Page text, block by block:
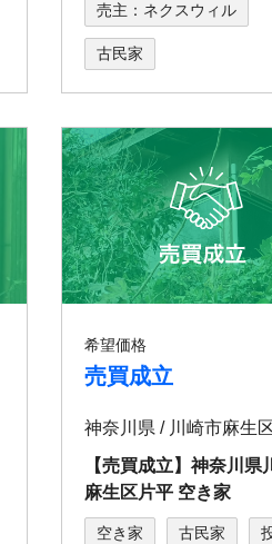
売主：ネクスウィル
古民家
希望価格
売買成立
神奈川県 / 川崎市⿇⽣
【売買成立】神奈川県
⿇⽣区⽚平 空き家
空き家 古民家